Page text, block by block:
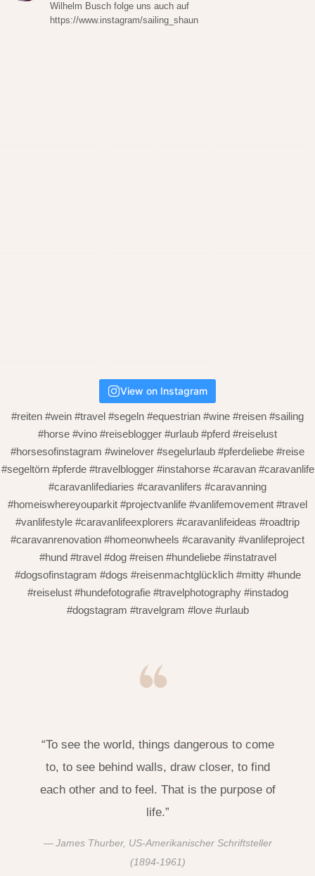
Wilhelm Busch folge uns auch auf
https://www.instagram/sailing_shaun
View on Instagram
#reiten #wein #travel #segeln #equestrian #wine #reisen #sailing
#horse #vino #reiseblogger #urlaub #pferd #reiselust
#horsesofinstagram #winelover #segelurlaub #pferdeliebe #reise
#segeltörn #pferde #travelblogger #instahorse #caravan #caravanlife
#caravanlifediaries #caravanlifers #caravanning
#homeiswhereyouparkit #projectvanlife #vanlifemovement #travel
#vanlifestyle #caravanlifeexplorers #caravanlifeideas #roadtrip
#caravanrenovation #homeonwheels #caravanity #vanlifeproject
#hund #travel #dog #reisen #hundeliebe #instatravel
#dogsofinstagram #dogs #reisenmachtglücklich #mitty #hunde
#reiselust #hundefotografie #travelphotography #instadog
#dogstagram #travelgram #love #urlaub
“To see the world, things dangerous to come
to, to see behind walls, draw closer, to find
each other and to feel. That is the purpose of
life.”
James Thurber, US-Amerikanischer Schriftsteller
(1894-1961)